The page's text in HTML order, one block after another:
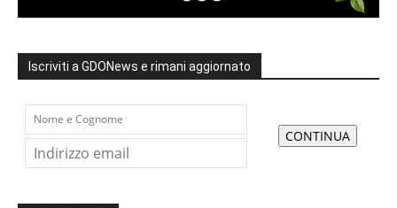
Iscriviti a GDONews e rimani aggiornato